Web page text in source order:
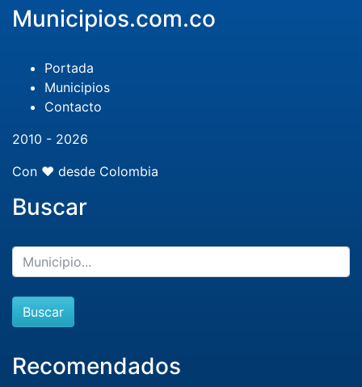
Municipios.com.co
Portada
Municipios
Contacto
2010 - 2026
Con ❤️ desde Colombia
Buscar
Buscar
Recomendados